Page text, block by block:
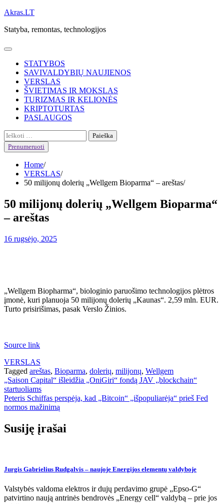
Skip
content
Akras.LT
Statyba, remontas, technologijos
STATYBOS
SAVIVALDYBIŲ NAUJIENOS
VERSLAS
ŠVIETIMAS IR MOKSLAS
TURIZMAS IR KELIONĖS
KRIPTOTURTAS
PASLAUGOS
Ieškoti:
Prenumeruoti
Home
VERSLAS
50 milijonų dolerių „Wellgem Bioparma“ – areštas
50 milijonų dolerių „Wellgem Bioparma“
– areštas
16 rugsėjo, 2025
„Wellgem Biopharma“, biologinio paruošimo technologijos plėtros
įmonė, kuri planuoja 50 milijonų dolerių „Kaunas“. 2,59 mln. EUR.
Turto prisirišimas, pasak Verslo Žinios.
Source link
VERSLAS
Tagged areštas, Bioparma, dolerių, milijonų, Wellgem
Navigacija
tarp
įrašų
„Saison Capital“ išleidžia „OniGiri“ fondą JAV „blockchain“
startuoliams
Peteris Schiffas perspėja, kad „Bitcoin“ „išpopuliarėja“ prieš Fed
normos mažinimą
Susiję įrašai
Jurgis Gabrielius Rudgalvis – naujoje Energijos elementų valdyboje
Valstybės valdoma elektros ir dujų perdavimo grupė „Epso-G“
patvirtino naują antrinės bendrovės „Energy cell“ valdybą – prie jos